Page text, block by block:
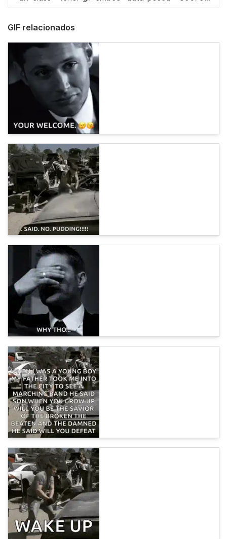
GIF relacionados